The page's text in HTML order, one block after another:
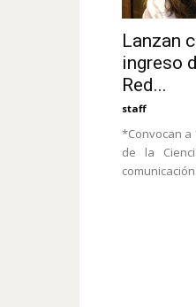
Lanzan
ingreso
Red...
staff
*Convocan a
de la